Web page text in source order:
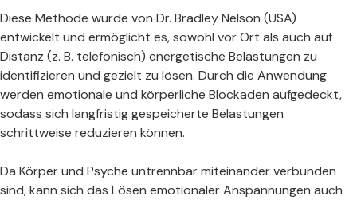
Diese Methode wurde von Dr. Bradley Nelson (USA)
entwickelt und ermöglicht es, sowohl vor Ort als auch auf
Distanz (z. B. telefonisch) energetische Belastungen zu
identifizieren und gezielt zu lösen. Durch die Anwendung
werden emotionale und körperliche Blockaden aufgedeckt,
sodass sich langfristig gespeicherte Belastungen
schrittweise reduzieren können.
Da Körper und Psyche untrennbar miteinander verbunden
sind, kann sich das Lösen emotionaler Anspannungen auch